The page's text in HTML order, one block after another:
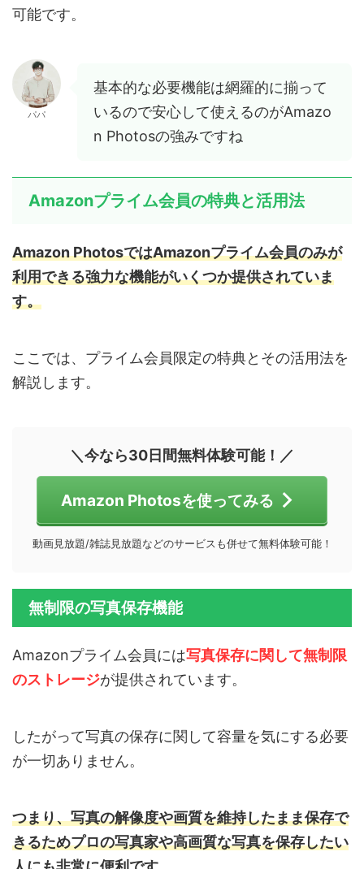
可能です。
パパ
基本的な必要機能は網羅的に揃って
いるので安心して使えるのがAmazo
n Photosの強みですね
Amazonプライム会員の特典と活用法
Amazon PhotosではAmazonプライム会員のみが
利用できる強力な機能がいくつか提供されていま
す。
ここでは、プライム会員限定の特典とその活用法を
解説します。
＼今なら30日間無料体験可能！／
Amazon Photosを使ってみる
動画見放題/雑誌見放題などのサービスも併せて無料体験可能！
無制限の写真保存機能
Amazonプライム会員には写真保存に関して無制限
のストレージが提供されています。
したがって写真の保存に関して容量を気にする必要
が一切ありません。
つまり、写真の解像度や画質を維持したまま保存で
きるためプロの写真家や高画質な写真を保存したい